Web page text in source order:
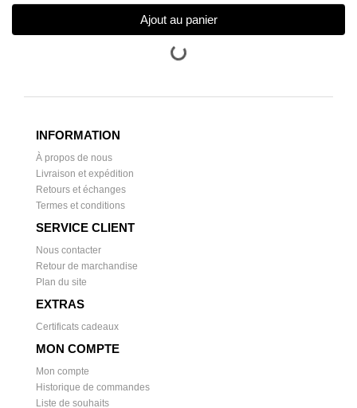
Ajout au panier
INFORMATION
À propos de nous
Livraison et expédition
Retours et échanges
Termes et conditions
SERVICE CLIENT
Nous contacter
Retour de marchandise
Plan du site
EXTRAS
Certificats cadeaux
MON COMPTE
Mon compte
Historique de commandes
Liste de souhaits